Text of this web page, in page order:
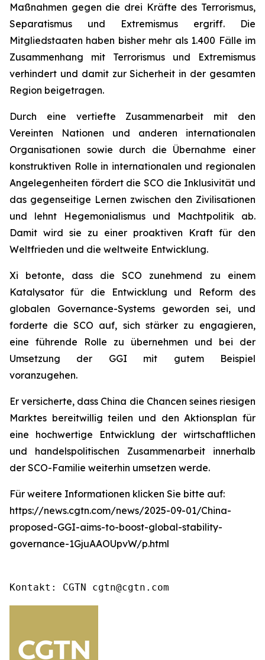
Maßnahmen gegen die drei Kräfte des Terrorismus,
Separatismus und Extremismus ergriff. Die
Mitgliedstaaten haben bisher mehr als 1.400 Fälle im
Zusammenhang mit Terrorismus und Extremismus
verhindert und damit zur Sicherheit in der gesamten
Region beigetragen.
Durch eine vertiefte Zusammenarbeit mit den
Vereinten Nationen und anderen internationalen
Organisationen sowie durch die Übernahme einer
konstruktiven Rolle in internationalen und regionalen
Angelegenheiten fördert die SCO die Inklusivität und
das gegenseitige Lernen zwischen den Zivilisationen
und lehnt Hegemonialismus und Machtpolitik ab.
Damit wird sie zu einer proaktiven Kraft für den
Weltfrieden und die weltweite Entwicklung.
Xi betonte, dass die SCO zunehmend zu einem
Katalysator für die Entwicklung und Reform des
globalen Governance-Systems geworden sei, und
forderte die SCO auf, sich stärker zu engagieren,
eine führende Rolle zu übernehmen und bei der
Umsetzung der GGI mit gutem Beispiel
voranzugehen.
Er versicherte, dass China die Chancen seines riesigen
Marktes bereitwillig teilen und den Aktionsplan für
eine hochwertige Entwicklung der wirtschaftlichen
und handelspolitischen Zusammenarbeit innerhalb
der SCO-Familie weiterhin umsetzen werde.
Für weitere Informationen klicken Sie bitte auf:
https://news.cgtn.com/news/2025-09-01/China-
proposed-GGI-aims-to-boost-global-stability-
governance-1GjuAAOUpvW/p.html
Kontakt: CGTN cgtn@cgtn.com